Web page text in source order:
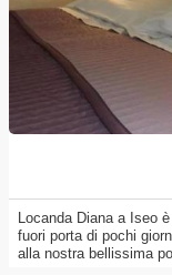
Locanda Diana a Iseo
fuori porta di pochi
alla nostra bellissima